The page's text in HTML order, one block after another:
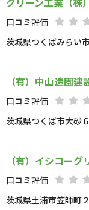
口コミ評価
茨城県つくばみらい
（有）中山造園建
口コミ評価
茨城県つくば市大砂
（有）イシコーグ
口コミ評価
茨城県土浦市笠師町